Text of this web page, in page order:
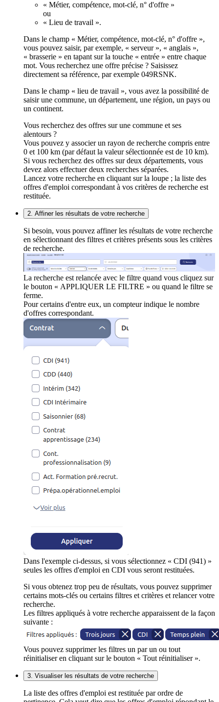
« Métier, compétence, mot-clé, n° d'offre »
ou
« Lieu de travail ».
Dans le champ « Métier, compétence, mot-clé, n° d'offre »,
vous pouvez saisir, par exemple, « serveur », « anglais »,
« brasserie » en tapant sur la touche « entrée » entre chaque
mot. Vous recherchez une offre précise ? Saisissez
directement sa référence, par exemple 049RSNK.
Dans le champ « lieu de travail », vous avez la possibilité de
saisir une commune, un département, une région, un pays ou
un continent.
Vous recherchez des offres sur une commune et ses
alentours ?
Vous pouvez y associer un rayon de recherche compris entre
0 et 100 km (par défaut la valeur sélectionnée est de 10 km).
Si vous recherchez des offres sur deux départements, vous
devez alors effectuer deux recherches séparées.
Lancez votre recherche en cliquant sur la loupe ; la liste des
offres d'emploi correspondant à vos critères de recherche est
restituée.
2. Affiner les résultats de votre recherche
Si besoin, vous pouvez affiner les résultats de votre recherche
en sélectionnant des filtres et critères présents sous les critères
de recherche.
La recherche est relancée avec le filtre quand vous cliquez sur
le bouton « APPLIQUER LE FILTRE » ou quand le filtre se
ferme.
Pour certains d'entre eux, un compteur indique le nombre
d'offres correspondant.
Dans l'exemple ci-dessus, si vous sélectionnez « CDI (941) »
seules les offres d'emploi en CDI vous seront restituées.
Si vous obtenez trop peu de résultats, vous pouvez supprimer
certains mots-clés ou certains filtres et critères et relancer votre
recherche.
Les filtres appliqués à votre recherche apparaissent de la façon
suivante :
Vous pouvez supprimer les filtres un par un ou tout
réinitialiser en cliquant sur le bouton « Tout réinitialiser ».
3. Visualiser les résultats de votre recherche
La liste des offres d'emploi est restituée par ordre de